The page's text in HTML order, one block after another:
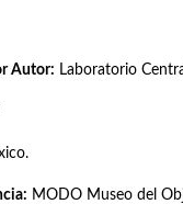
Autor: Laboratorio
MODO Museo del